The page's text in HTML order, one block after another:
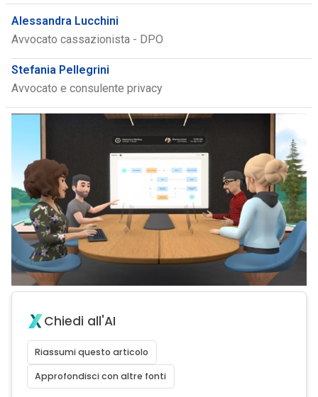
Alessandra Lucchini
Avvocato cassazionista - DPO
Stefania Pellegrini
Avvocato e consulente privacy
Chiedi all'AI
Riassumi questo articolo
Approfondisci con altre fonti